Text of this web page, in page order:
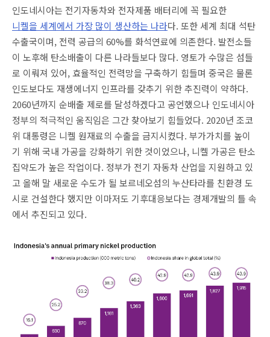
인도네시아는 전기자동차와 전자제품 배터리에 꼭 필요한
니켈을 세계에서 가장 많이 생산하는 나라다. 또한 세계 최대 석탄
수출국이며, 전력 공급의 60%를 화석연료에 의존한다. 발전소들
이 노후해 탄소배출이 다른 나라들보다 많다. 영토가 수많은 섬들
로 이뤄져 있어, 효율적인 전력망을 구축하기 힘들며 중국은 물론
인도보다도 재생에너지 인프라를 갖추기 위한 추진력이 약하다.
2060년까지 순배출 제로를 달성하겠다고 공언했으나 인도네시아
정부의 적극적인 움직임은 그간 찾아보기 힘들었다. 2020년 조코
위 대통령은 니켈 원재료의 수출을 금지시켰다. 부가가치를 높이
기 위해 국내 가공을 강화하기 위한 것이었으나, 니켈 가공은 탄소
집약도가 높은 작업이다. 정부가 전기 자동차 산업을 지원하고 있
고 올해 말 새로운 수도가 될 보르네오섬의 누산타라를 친환경 도
시로 건설한다 했지만 이마저도 기후대응보다는 경제개발의 틀 속
에서 추진되고 있다.